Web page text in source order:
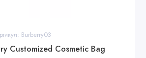
Burberry03
Customized Cosmetic Bag